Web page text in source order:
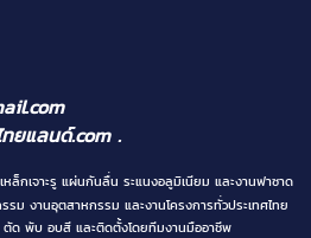
ยแลนด์.com.
ล็กเจาะรู แผ่นกันลื่น ระแนงอลูมิเนียม และงานฟาซาด
ม งานอุตสาหกรรม และงานโครงการทั่วประเทศไทย
ด พับ อบสี และติดตั้งโดยทีมงานมืออาชีพ